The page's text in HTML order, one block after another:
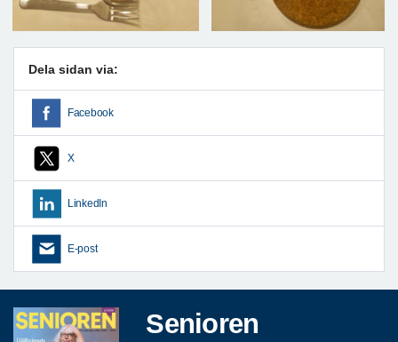
Dela sidan via:
Facebook
X
LinkedIn
E-post
Senioren